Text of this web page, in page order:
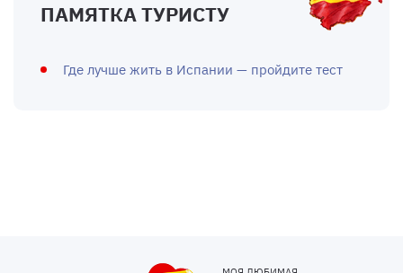
ПАМЯТКА ТУРИСТУ
Где лучше жить в Испании — пройдите тест